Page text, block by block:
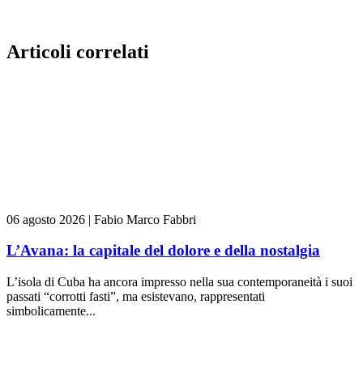
Articoli correlati
06 agosto 2026 | Fabio Marco Fabbri
L’Avana: la capitale del dolore e della nostalgia
L’isola di Cuba ha ancora impresso nella sua contemporaneità i suoi
passati “corrotti fasti”, ma esistevano, rappresentati
simbolicamente...